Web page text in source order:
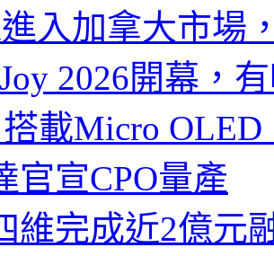
入加拿大市場
2026開幕，
載Micro
官宣CPO量產
維完成近2億元